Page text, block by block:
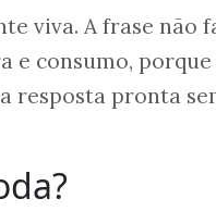
viva. A frase não
e consumo, porque
resposta pronta